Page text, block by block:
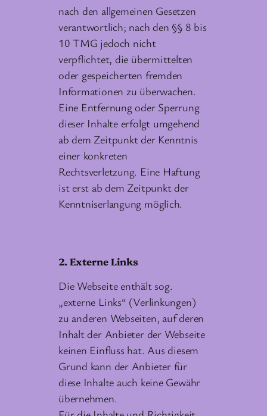
nach den allgemeinen Gesetzen
verantwortlich; nach den §§ 8 bis
10 TMG jedoch nicht
verpflichtet, die übermittelten
oder gespeicherten fremden
Informationen zu überwachen.
Eine Entfernung oder Sperrung
dieser Inhalte erfolgt umgehend
ab dem Zeitpunkt der Kenntnis
einer konkreten
Rechtsverletzung. Eine Haftung
ist erst ab dem Zeitpunkt der
Kenntniserlangung möglich.
2. Externe Links
Die Webseite enthält sog.
„externe Links“ (Verlinkungen)
zu anderen Webseiten, auf deren
Inhalt der Anbieter der Webseite
keinen Einfluss hat. Aus diesem
Grund kann der Anbieter für
diese Inhalte auch keine Gewähr
übernehmen.